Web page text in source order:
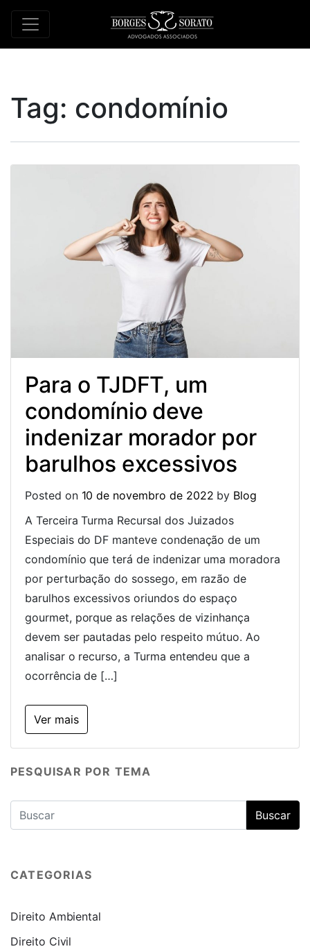
Tag: condomínio
Para o TJDFT, um
condomínio deve
indenizar morador por
barulhos excessivos
Posted on 10 de novembro de 2022 by Blog
A Terceira Turma Recursal dos Juizados
Especiais do DF manteve condenação de um
condomínio que terá de indenizar uma moradora
por perturbação do sossego, em razão de
barulhos excessivos oriundos do espaço
gourmet, porque as relações de vizinhança
devem ser pautadas pelo respeito mútuo. Ao
analisar o recurso, a Turma entendeu que a
ocorrência de […]
Ver mais
PESQUISAR POR TEMA
CATEGORIAS
Direito Ambiental
Direito Civil